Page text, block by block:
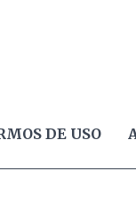
DE USO